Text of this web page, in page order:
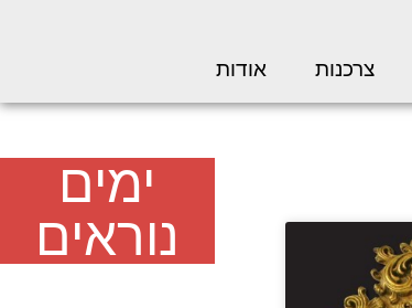
צרכנות אודות
ימים
נוראים